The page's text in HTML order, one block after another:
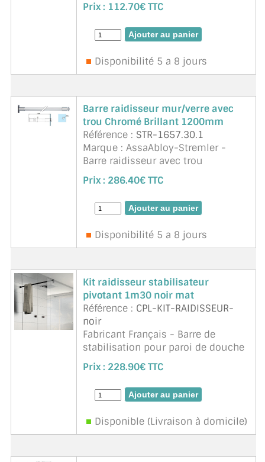
Prix : 112.70€ TTC
Disponibilité 5 a 8 jours
Barre raidisseur mur/verre avec
trou Chromé Brillant 1200mm
Référence : STR-1657.30.1
Marque : AssaAbloy-Stremler -
Barre raidisseur avec trou
mur/verre Chromé Brillant
1200mm. Montage sur le verre
trempé avec un trou de diamètre
16mm. Tube de longueur 1200mm
... suite
Prix : 286.40€ TTC
Disponibilité 5 a 8 jours
Kit raidisseur stabilisateur
pivotant 1m30 noir mat
Référence : CPL-KIT-RAIDISSEUR-
noir
Fabricant Français - Barre de
stabilisation pour paroi de douche
de 6 à 10mm d'épaisseur. Réglable
et orientable, recoupe facile,
finition parfaite, tube carré. Ligne
moderne et épur ...suite
Prix : 228.90€ TTC
Disponible (Livraison à domicile)